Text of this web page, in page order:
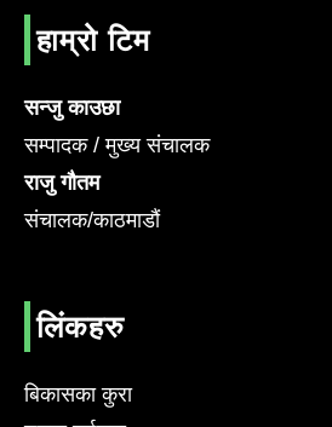
हाम्रो टिम
सन्जु काउछा
सम्पादक / मुख्य संचालक
राजु गौतम
संचालक/काठमाडौं
लिंकहरु
बिकासका कुरा